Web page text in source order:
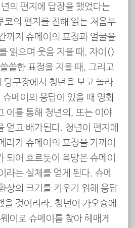
의 편지에 답장을 했었다는
코의 편지를 전해 읽는 처음부
까지 슈메이의 표정과 얼굴을
으며 웃음 지을 때, 자이(嘉義)
쓸한 표정을 지을 때, 그리고
당구장에서 청년을 보고 놀라
메이의 응답이 있을 때 영화
이를 통해 청년의, 또는 이야
얻고 배가된다. 청년이 편지에
라가 슈메이의 표정을 가까이
되어 흐르듯이 욕망은 슈메이
라는 실체를 얻게 된다. 슈메
상의 크기를 키우기 위해 응답
을 것이리라. 청년이 가오슝에
이로 슈메이를 찾아 헤매게